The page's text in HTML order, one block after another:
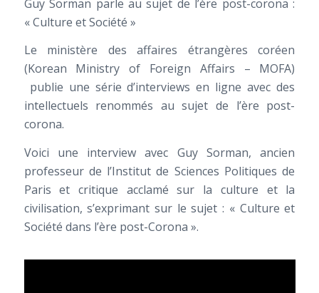
Guy Sorman parle au sujet de l’ère post-corona :
« Culture et Société »
Le ministère des affaires étrangères coréen
(Korean Ministry of Foreign Affairs – MOFA)
publie une série d’interviews en ligne avec des
intellectuels renommés au sujet de l’ère post-
corona.
Voici une interview avec Guy Sorman, ancien
professeur de l’Institut de Sciences Politiques de
Paris et critique acclamé sur la culture et la
civilisation, s’exprimant sur le sujet : « Culture et
Société dans l’ère post-Corona ».